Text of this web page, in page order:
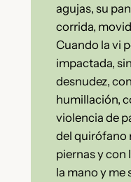
agujas, su
corrida,
Cuando la vi
impactada,
desnudez,
humillación,
violencia de
del quirófano
piernas y con
la mano y me